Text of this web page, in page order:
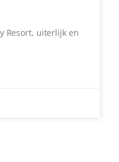
Resort, uiterlijk en